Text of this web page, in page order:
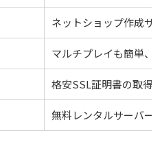
ネットショップ作成サ
マルチプレイも簡単、
格安SSL証明書の取得
無料レンタルサーバー